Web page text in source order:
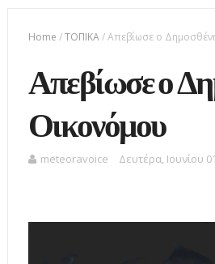
Home /ΤΟΠΙΚΑ/Απεβίωσε ο
Απεβίωσε ο
Οικονόμου
meteoravoice Δευτέρα, Ιουνίου